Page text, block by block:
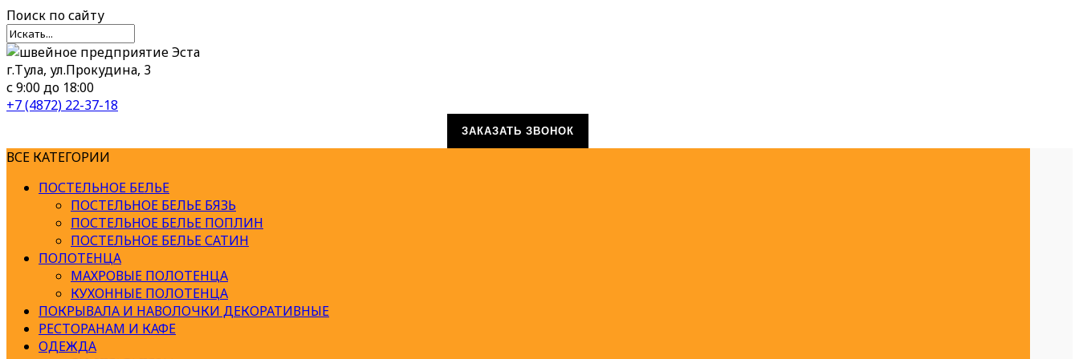
Поиск по сайту
г.Тула, ул.Прокудина, 3
с 9:00 до 18:00
+7 (4872) 22-37-18
ЗАКАЗАТЬ ЗВОНОК
ВСЕ КАТЕГОРИИ
ПОСТЕЛЬНОЕ БЕЛЬЕ
ПОСТЕЛЬНОЕ БЕЛЬЕ БЯЗЬ
ПОСТЕЛЬНОЕ БЕЛЬЕ ПОПЛИН
ПОСТЕЛЬНОЕ БЕЛЬЕ САТИН
ПОЛОТЕНЦА
МАХРОВЫЕ ПОЛОТЕНЦА
КУХОННЫЕ ПОЛОТЕНЦА
ПОКРЫВАЛА И НАВОЛОЧКИ ДЕКОРАТИВНЫЕ
РЕСТОРАНАМ И КАФЕ
ОДЕЖДА